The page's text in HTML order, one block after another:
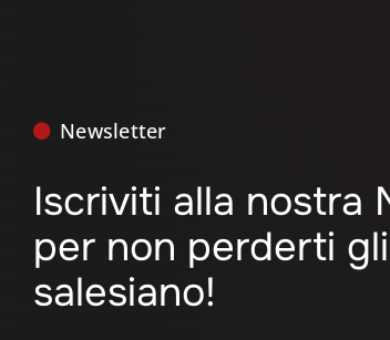
Newsletter
Iscriviti alla nostra
per non perderti
salesiano!